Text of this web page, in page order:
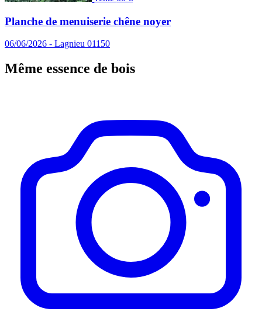
Planche de menuiserie chêne noyer
06/06/2026 - Lagnieu 01150
Même essence de bois